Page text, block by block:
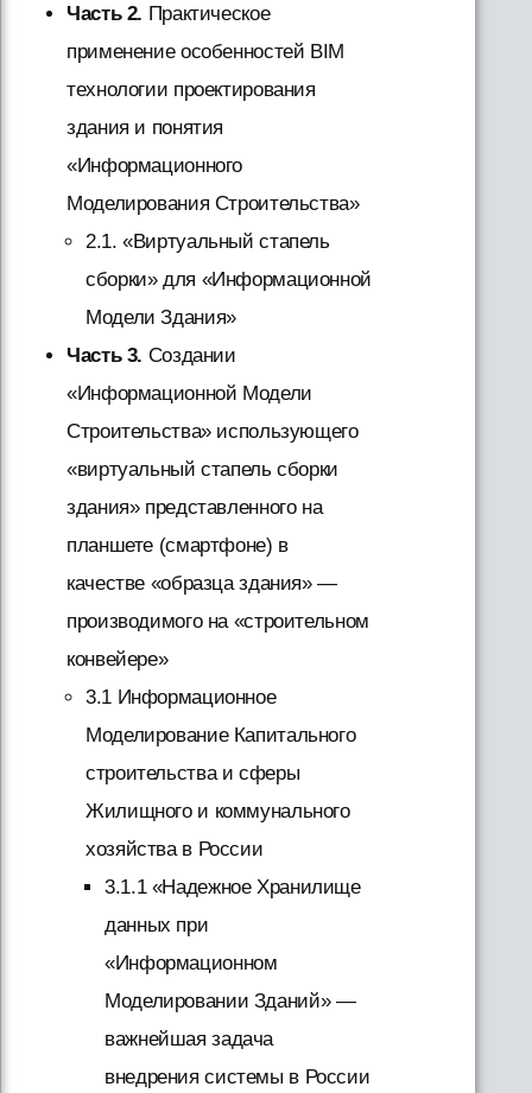
Часть 2. Практическое
применение особенностей BIM
технологии проектирования
здания и понятия
«Информационного
Моделирования Строительства»
2.1. «Виртуальный стапель
сборки» для «Информационной
Модели Здания»
Часть 3. Создании
«Информационной Модели
Строительства» использующего
«виртуальный стапель сборки
здания» представленного на
планшете (смартфоне) в
качестве «образца здания» —
производимого на «строительном
конвейере»
3.1 Информационное
Моделирование Капитального
строительства и сферы
Жилищного и коммунального
хозяйства в России
3.1.1 «Надежное Хранилище
данных при
«Информационном
Моделировании Зданий» —
важнейшая задача
внедрения системы в России